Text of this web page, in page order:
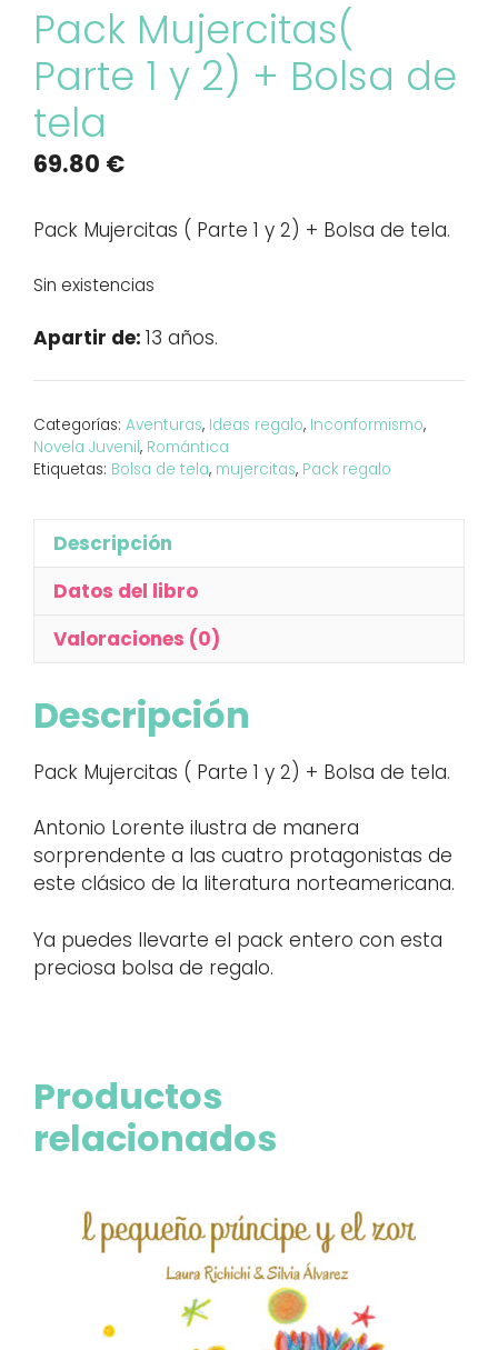
Pack Mujercitas(
Parte 1 y 2) + Bolsa de
tela
69.80 €
Pack Mujercitas ( Parte 1 y 2) + Bolsa de tela.
Sin existencias
Apartir de: 13 años.
Categorías: Aventuras, Ideas regalo, Inconformismo,
Novela Juvenil, Romántica
Etiquetas: Bolsa de tela, mujercitas, Pack regalo
Descripción
Datos del libro
Valoraciones (0)
Descripción
Pack Mujercitas ( Parte 1 y 2) + Bolsa de tela.
Antonio Lorente ilustra de manera
sorprendente a las cuatro protagonistas de
este clásico de la literatura norteamericana.
Ya puedes llevarte el pack entero con esta
preciosa bolsa de regalo.
Productos
relacionados